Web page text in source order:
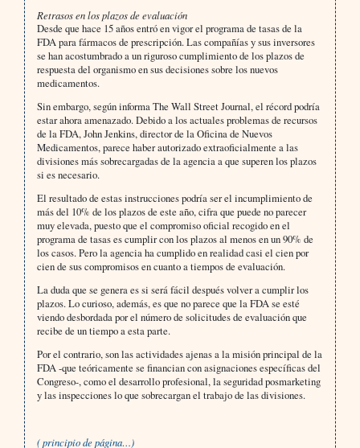
Retrasos en los plazos de evaluación
Desde que hace 15 años entró en vigor el programa de tasas de la
FDA para fármacos de prescripción. Las compañías y sus inversores
se han acostumbrado a un riguroso cumplimiento de los plazos de
respuesta del organismo en sus decisiones sobre los nuevos
medicamentos.
Sin embargo, según informa The Wall Street Journal, el récord podría
estar ahora amenazado. Debido a los actuales problemas de recursos
de la FDA, John Jenkins, director de la Oficina de Nuevos
Medicamentos, parece haber autorizado extraoficialmente a las
divisiones más sobrecargadas de la agencia a que superen los plazos
si es necesario.
El resultado de estas instrucciones podría ser el incumplimiento de
más del 10% de los plazos de este año, cifra que puede no parecer
muy elevada, puesto que el compromiso oficial recogido en el
programa de tasas es cumplir con los plazos al menos en un 90% de
los casos. Pero la agencia ha cumplido en realidad casi el cien por
cien de sus compromisos en cuanto a tiempos de evaluación.
La duda que se genera es si será fácil después volver a cumplir los
plazos. Lo curioso, además, es que no parece que la FDA se esté
viendo desbordada por el número de solicitudes de evaluación que
recibe de un tiempo a esta parte.
Por el contrario, son las actividades ajenas a la misión principal de la
FDA -que teóricamente se financian con asignaciones específicas del
Congreso-, como el desarrollo profesional, la seguridad posmarketing
y las inspecciones lo que sobrecargan el trabajo de las divisiones.
( principio de página…)